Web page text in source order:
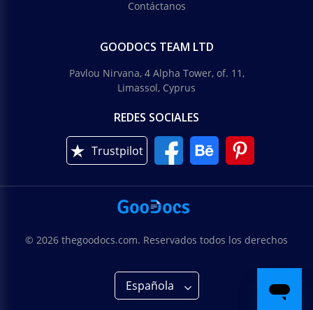
Contáctanos
GOODOCS TEAM LTD
Pavlou Nirvana, 4 Alpha Tower, of. 11,
Limassol, Cyprus
REDES SOCIALES
Trustpilot
© 2026 thegoodocs.com. Reservados todos los derechos
Española